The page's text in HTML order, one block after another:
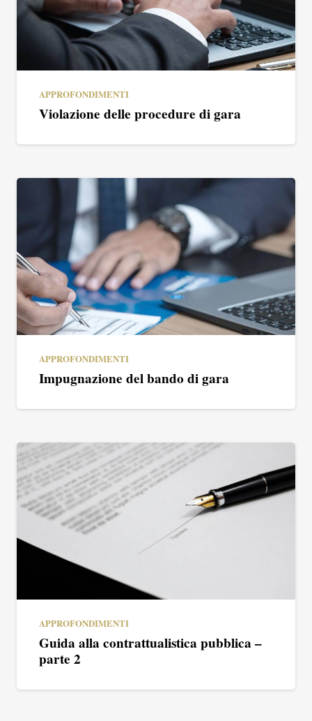
APPROFONDIMENTI
Violazione delle procedure di gara
APPROFONDIMENTI
Impugnazione del bando di gara
APPROFONDIMENTI
Guida alla contrattualistica pubblica –
parte 2